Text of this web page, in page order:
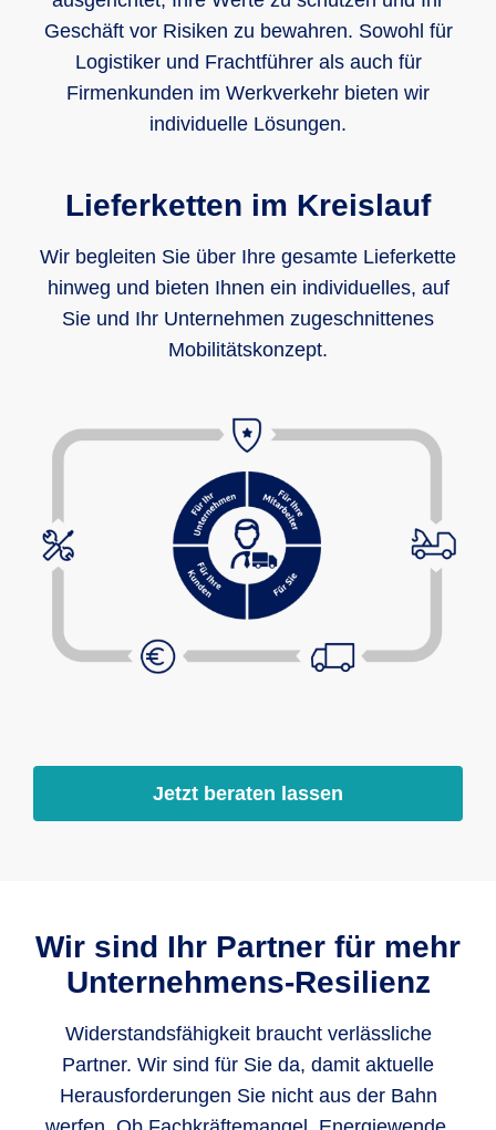
Geschäft vor Risiken zu bewahren. Sowohl für
Logistiker und Frachtführer als auch für
Firmenkunden im Werkverkehr bieten wir
individuelle Lösungen.
Lieferketten im Kreislauf
Wir begleiten Sie über Ihre gesamte Lieferkette
hinweg und bieten Ihnen ein individuelles, auf
Sie und Ihr Unternehmen zugeschnittenes
Mobilitätskonzept.
Jetzt beraten lassen
Wir sind Ihr Partner für mehr
Unternehmens-Resilienz
Widerstandsfähigkeit braucht verlässliche
Partner. Wir sind für Sie da, damit aktuelle
Herausforderungen Sie nicht aus der Bahn